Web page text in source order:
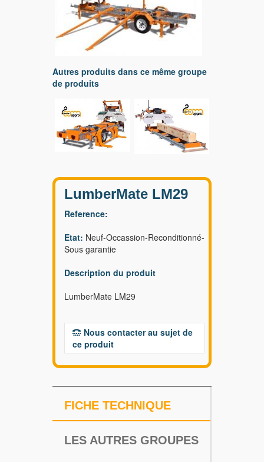
Autres produits dans ce même groupe
de produits
LumberMate LM29
Reference:
Etat: Neuf-Occassion-Reconditionné-
Sous garantie
Description du produit
LumberMate LM29
Nous contacter au sujet de
ce produit
FICHE TECHNIQUE
LES AUTRES GROUPES